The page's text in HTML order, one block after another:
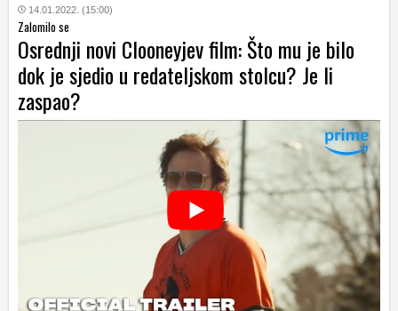
14.01.2022. (15:00)
Zalomilo se
Osrednji novi Clooneyjev film: Što mu je bilo
dok je sjedio u redateljskom stolcu? Je li
zaspao?